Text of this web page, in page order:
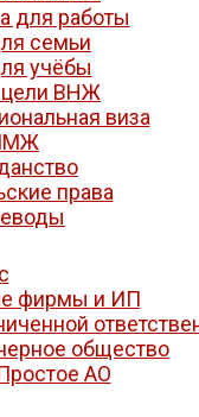
для работы
семьи
учёбы
цели ВНЖ
виза
права
фирмы и ИП
общество
АО